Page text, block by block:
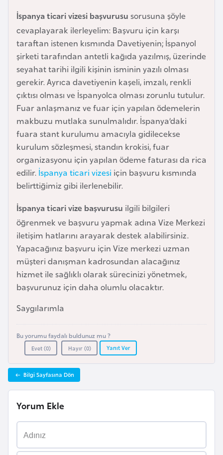
İspanya ticari vizesi başvurusu sorusuna şöyle
cevaplayarak ilerleyelim: Başvuru için karşı
taraftan istenen kısmında Davetiyenin; İspanyol
şirketi tarafından antetli kağıda yazılmış, üzerinde
seyahat tarihi ilgili kişinin isminin yazılı olması
gerekir. Ayrıca davetiyenin kaşeli, imzalı, renkli
çıktısı olması ve İspanyolca olması zorunlu tutulur.
Fuar anlaşmanız ve fuar için yapılan ödemelerin
makbuzu mutlaka sunulmalıdır. İspanya’daki
fuara stant kurulumu amacıyla gidilecekse
kurulum sözleşmesi, standın krokisi, fuar
organizasyonu için yapılan ödeme faturası da rica
edilir. İspanya ticari vizesi için başvuru kısmında
belirttiğimiz gibi ilerlenebilir.
İspanya ticari vize başvurusu ilgili bilgileri
öğrenmek ve başvuru yapmak adına Vize Merkezi
iletişim hatlarını arayarak destek alabilirsiniz.
Yapacağınız başvuru için Vize merkezi uzman
müşteri danışman kadrosundan alacağınız
hizmet ile sağlıklı olarak sürecinizi yönetmek,
başvurunuz için daha olumlu olacaktır.
Saygılarımla
Bu yorumu faydalı buldunuz mu ?
Evet (0) Hayır (0) Yanıt Ver
Bilgi Sayfasına Dön
Yorum Ekle
e
y
n
B
a
n
g
l
a
d
e
ş
B
e
l
a
u
s
B
e
l
i
k
a
B
n